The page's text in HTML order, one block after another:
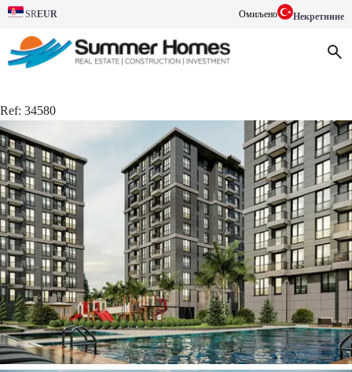
SREUR Омиљено Некретнине
Ref: 34580